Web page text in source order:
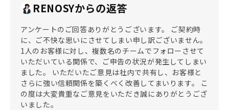
RENOSYからの返答
アンケートのご回答ありがとうございます。 ご契約時
に、ご不快な思いにさせてしまい申し訳ございません。
1人のお客様に対し、複数名のチームでフォローさせて
いただいている関係で、ご申告の状況が発生してしまい
ました。 いただいたご意見は社内で共有し、お客様と
さらに強い信頼関係を築くべく改善してまいります。 こ
の度は大変貴重なご意見をいただき誠にありがとうござ
いました。